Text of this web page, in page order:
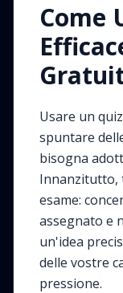
Come
Usare un
spuntare
bisogna
Innanzitutto,
esame:
assegnato e
un'idea
delle vostre
pressione.